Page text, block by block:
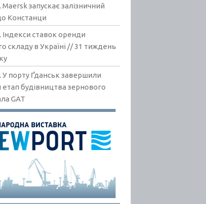
Maersk запускає залізничний
Констанци
Індекси ставок оренди
складу в Україні // 31 тиждень
У порту Ґданськ завершили
будівництва зернового
GAT